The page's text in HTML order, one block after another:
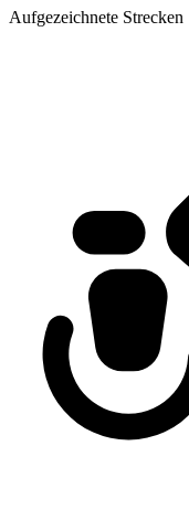
Aufgezeichnete Strecken